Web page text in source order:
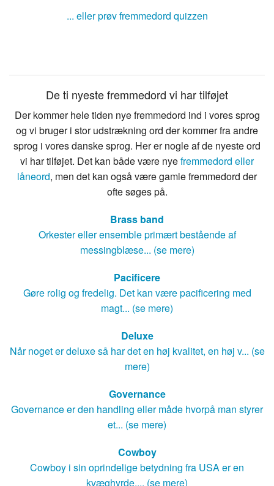
... eller prøv fremmedord quizzen
De ti nyeste fremmedord vi har tilføjet
Der kommer hele tiden nye fremmedord ind i vores sprog
og vi bruger i stor udstrækning ord der kommer fra andre
sprog i vores danske sprog. Her er nogle af de nyeste ord
vi har tilføjet. Det kan både være nyefremmedord eller
låneord, men det kan også være gamle fremmedord der
ofte søges på.
Brass band
Orkester eller ensemble primært bestående af
messingblæse... (se mere)
Pacificere
Gøre rolig og fredelig. Det kan være pacificering med
magt... (se mere)
Deluxe
Når noget er deluxe så har det en høj kvalitet, en høj v... (se
mere)
Governance
Governance er den handling eller måde hvorpå man styrer
et... (se mere)
Cowboy
Cowboy i sin oprindelige betydning fra USA er en
kvæghyrde.... (se mere)